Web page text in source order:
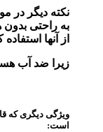
نکته دیگر در
به راحتی بدون
از آنها
زیرا ضد آب
ویژگی دیگری که
است: